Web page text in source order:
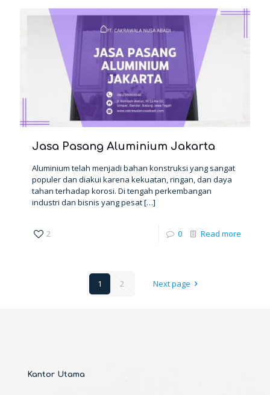
Jasa Pasang Aluminium Jakarta
Aluminium telah menjadi bahan konstruksi yang sangat
populer dan diakui karena kekuatan, ringan, dan daya
tahan terhadap korosi. Di tengah perkembangan
industri dan bisnis yang pesat[…]
2 0 Read more
1 2 Next page
Kantor Utama